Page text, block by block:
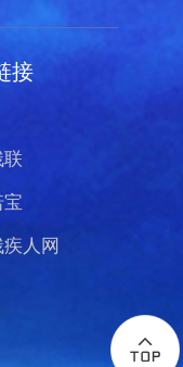
接
联
宝
人网